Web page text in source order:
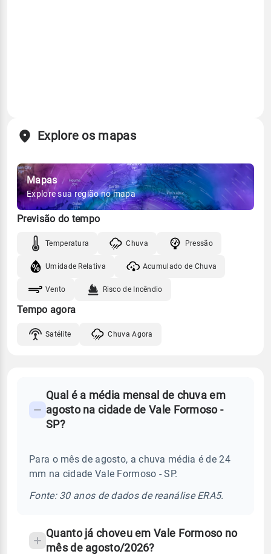
Explore os mapas
Mapas
Explore sua região no mapa
Previsão do tempo
Temperatura Chuva Pressão
Umidade Relativa Acumulado de Chuva
Vento Risco de Incêndio
Tempo agora
Satélite Chuva Agora
Perguntas
frequentes
chuva
temperatura
Qual é a média mensal de chuva em
agosto na cidade de Vale Formoso -
SP?
Para o mês de agosto, a chuva média é de 24
mm na cidade Vale Formoso - SP.
Fonte: 30 anos de dados de reanálise ERA5.
Quanto já choveu em Vale Formoso no
mês de agosto/2026?